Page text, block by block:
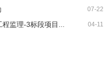
07-22
04-11
监理-3标段项目...